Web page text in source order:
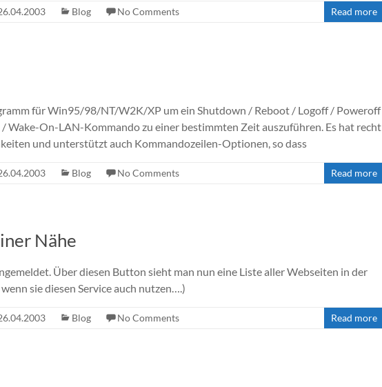
Blog No Comments Read more
für Win95/98/NT/W2K/XP um ein Shutdown / Reboot / Logoff / Poweroff
Wake-On-LAN-Kommando zu einer bestimmten Zeit auszuführen. Es hat recht
und unterstützt auch Kommandozeilen-Optionen, so dass
Blog No Comments Read more
Nähe
Über diesen Button sieht man nun eine Liste aller Webseiten in der
sie diesen Service auch nutzen….)
Blog No Comments Read more